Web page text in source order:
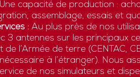
Une capacité de production :
assemblage, essais et
: Au plus près de nos
3 antennes sur les principaux
de l’Armée de terre (CENTAC,
à l’étranger). Nous
de nos simulateurs et